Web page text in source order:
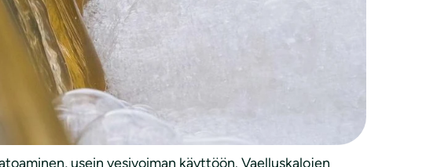
muun muassa synnyttää konkreettisia aloitteita
puolesta”, sanoo Luonnonsuojeluliiton
usein vesivoiman käyttöön. Vaelluskalojen